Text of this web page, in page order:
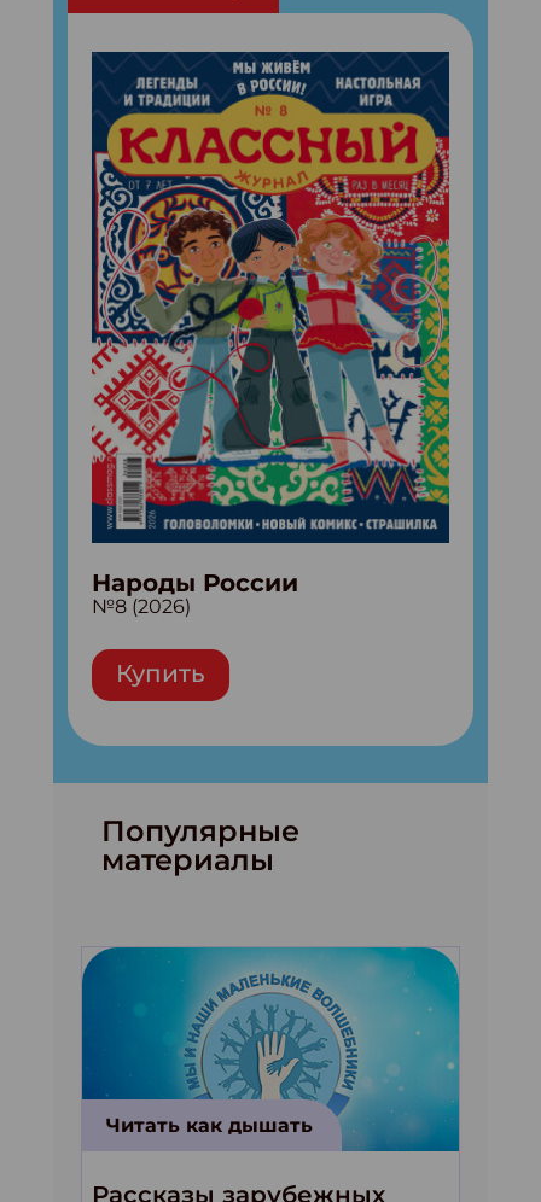
Народы России
№8 (2026)
Купить
Популярные
материалы
Читать как дышать
Рассказы зарубежных